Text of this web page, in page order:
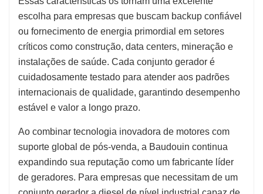
escolha para empresas que buscam backup confiável
ou fornecimento de energia primordial em setores
críticos como construção, data centers, mineração e
instalações de saúde. Cada conjunto gerador é
cuidadosamente testado para atender aos padrões
internacionais de qualidade, garantindo desempenho
estável e valor a longo prazo.
Ao combinar tecnologia inovadora de motores com
suporte global de pós-venda, a Baudouin continua
expandindo sua reputação como um fabricante líder
de geradores. Para empresas que necessitam de um